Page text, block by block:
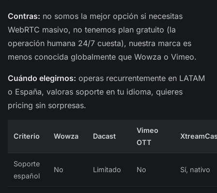
Contras: no somos la mejor opción si necesitas
WebRTC masivo, no tenemos plan gratuito (la
operación humana 24/7 cuesta), nuestra marca es
menos conocida globalmente que Wowza o Vimeo.
Cuándo elegirnos: operas recurrentemente en LATAM
o España, valoras soporte en tu idioma, quieres
pricing sin sorpresas.
Criterio Wowza Dacast
Vimeo
OTT
Soporte
español
No Limitado No Sí, nativo